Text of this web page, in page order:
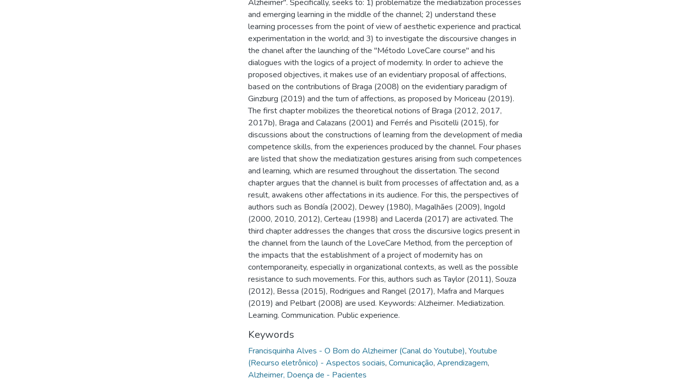
Alzheimer". Specifically, seeks to: 1) problematize the mediatization processes
and emerging learning in the middle of the channel; 2) understand these
learning processes from the point of view of aesthetic experience and practical
experimentation in the world; and 3) to investigate the discoursive changes in
the chanel after the launching of the "Método LoveCare course" and his
dialogues with the logics of a project of modernity. In order to achieve the
proposed objectives, it makes use of an evidentiary proposal of affections,
based on the contributions of Braga (2008) on the evidentiary paradigm of
Ginzburg (2019) and the turn of affections, as proposed by Moriceau (2019).
The first chapter mobilizes the theoretical notions of Braga (2012, 2017,
2017b), Braga and Calazans (2001) and Ferrés and Piscitelli (2015), for
discussions about the constructions of learning from the development of media
competence skills, from the experiences produced by the channel. Four phases
are listed that show the mediatization gestures arising from such competences
and learning, which are resumed throughout the dissertation. The second
chapter argues that the channel is built from processes of affectation and, as a
result, awakens other affectations in its audience. For this, the perspectives of
authors such as Bondía (2002), Dewey (1980), Magalhães (2009), Ingold
(2000, 2010, 2012), Certeau (1998) and Lacerda (2017) are activated. The
third chapter addresses the changes that cross the discursive logics present in
the channel from the launch of the LoveCare Method, from the perception of
the impacts that the establishment of a project of modernity has on
contemporaneity, especially in organizational contexts, as well as the possible
resistance to such movements. For this, authors such as Taylor (2011), Souza
(2012), Bessa (2015), Rodrigues and Rangel (2017), Mafra and Marques
(2019) and Pelbart (2008) are used. Keywords: Alzheimer. Mediatization.
Learning. Communication. Public experience.
Keywords
Francisquinha Alves - O Bom do Alzheimer (Canal do Youtube), Youtube
(Recurso eletrônico) - Aspectos sociais, Comunicação, Aprendizagem,
Alzheimer, Doença de - Pacientes